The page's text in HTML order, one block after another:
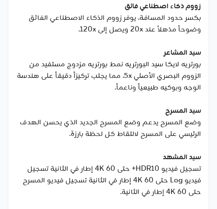
زووم ذكاء اصطناعي فائق
بكسر حدود المسافة، يوفر زووم الذكاء الاصطناعي الفائق
وضوحاً مذهلاً عند 20x ويصل إلى 120x.
سيد المشاعر
بورتريه لايكا سيد البورتريه نمط بورتريه مزدوج مستفيد من
الزووم البصري الأصلي 5x، مما يجلب تركيزاً دقيقاً على هندسة
الوجه وبوكيه طبيعياً وناعماً.
سيد المسرح
وضع المسرح يدعم وضع المسرح الجديد الذي يحسن الهدف
الرئيسي على المسرح لالتقاط كل لحظة بارزة.
سيد المشهد
تسجيل فيديو HDR10+ حتى 4K 60 إطار في الثانية تسجيل
فيديو Log حتى 4K 60 إطار في الثانية تسجيل فيديو المسرح
حتى 4K 60 إطار في الثانية.